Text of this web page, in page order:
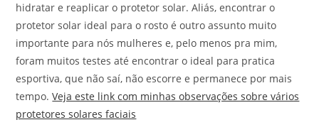
hidratar e reaplicar o protetor solar. Aliás, encontrar o
protetor solar ideal para o rosto é outro assunto muito
importante para nós mulheres e, pelo menos pra mim,
foram muitos testes até encontrar o ideal para pratica
esportiva, que não saí, não escorre e permanece por mais
tempo.Veja este link com minhas observações sobre vários
protetores solares faciais